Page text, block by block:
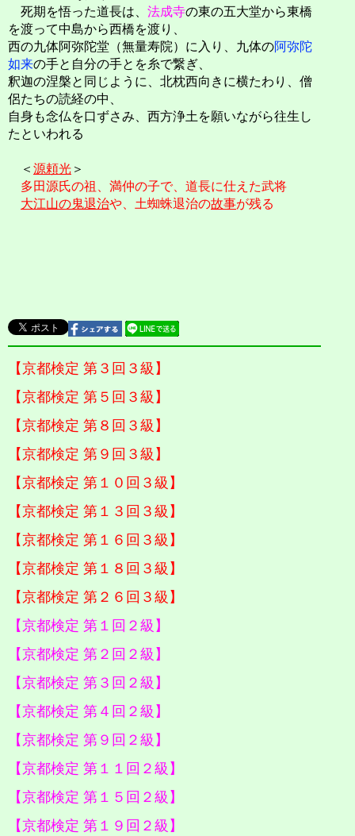
死期を悟った道長は、 法成寺の東の五大堂から東橋
を渡って中島から西橋を渡り、
西の九体阿弥陀堂（無量寿院）に入り、九体の阿弥陀
如来の手と自分の手とを糸で繋ぎ、
釈迦の涅槃と同じように、北枕西向きに横たわり、僧
侶たちの読経の中、
自身も念仏を口ずさみ、西方浄土を願いながら往生し
たといわれる
＜ 源頼光 ＞
多田源氏の祖、満仲の子で、道長に仕えた武将
大江山の鬼退治や、土蜘蛛退治の故事が残る
【京都検定 第３回３級】
【京都検定 第５回３級】
【京都検定 第８回３級】
【京都検定 第９回３級】
【京都検定 第１０回３級】
【京都検定 第１３回３級】
【京都検定 第１６回３級】
【京都検定 第１８回３級】
【京都検定 第２６回３級】
【京都検定 第１回２級】
【京都検定 第２回２級】
【京都検定 第３回２級】
【京都検定 第４回２級】
【京都検定 第９回２級】
【京都検定 第１１回２級】
【京都検定 第１５回２級】
【京都検定 第１９回２級】